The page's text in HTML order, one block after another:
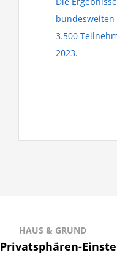
3.500
2023.
HAUS & GRUND
RAHLSTEDT